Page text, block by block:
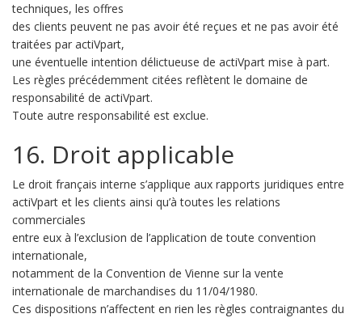
techniques, les offres
des clients peuvent ne pas avoir été reçues et ne pas avoir été
traitées par actiVpart,
une éventuelle intention délictueuse de actiVpart mise à part.
Les règles précédemment citées reflètent le domaine de
responsabilité de actiVpart.
Toute autre responsabilité est exclue.
16. Droit applicable
Le droit français interne s’applique aux rapports juridiques entre
actiVpart et les clients ainsi qu’à toutes les relations
commerciales
entre eux à l’exclusion de l’application de toute convention
internationale,
notamment de la Convention de Vienne sur la vente
internationale de marchandises du 11/04/1980.
Ces dispositions n’affectent en rien les règles contraignantes du